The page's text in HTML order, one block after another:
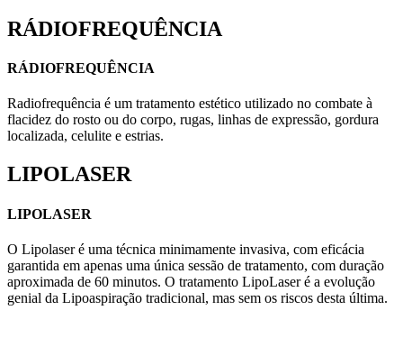
RÁDIOFREQUÊNCIA
RÁDIOFREQUÊNCIA
Radiofrequência é um tratamento estético utilizado no combate à
flacidez do rosto ou do corpo, rugas, linhas de expressão, gordura
localizada, celulite e estrias.
LIPOLASER
LIPOLASER
O Lipolaser é uma técnica minimamente invasiva, com eficácia
garantida em apenas uma única sessão de tratamento, com duração
aproximada de 60 minutos. O tratamento LipoLaser é a evolução
genial da Lipoaspiração tradicional, mas sem os riscos desta última.